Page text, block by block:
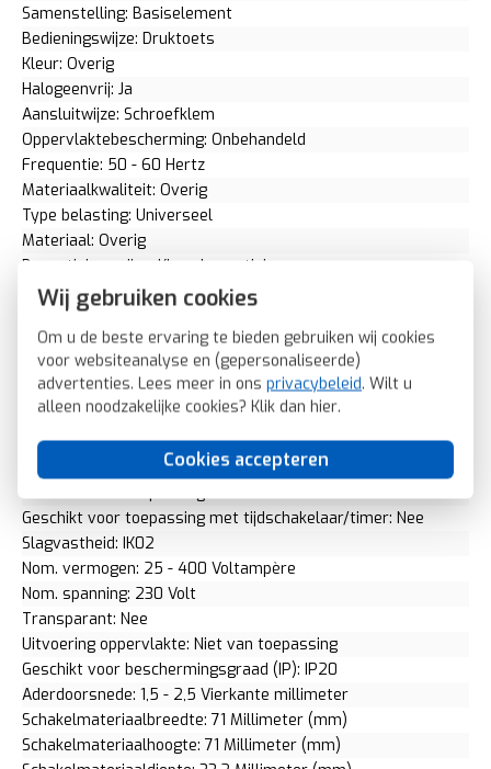
Wij gebruiken cookies
Om u de beste ervaring te bieden gebruiken wij cookies
voor websiteanalyse en (gepersonaliseerde)
advertenties. Lees meer in ons privacybeleid. Wilt u
alleen noodzakelijke cookies? Klik dan hier.
Cookies accepteren
Samenstelling: Basiselement
Bedieningswijze: Druktoets
Kleur: Overig
Halogeenvrij: Ja
Aansluitwijze: Schroefklem
Oppervlaktebescherming: Onbehandeld
Frequentie: 50 - 60 Hertz
Materiaalkwaliteit: Overig
Type belasting: Universeel
Materiaal: Overig
Bevestigingswijze: Klauwbevestiging
Lichtwaardegeheugen: Nee
Ingang voor nevenunit: Ja
RAL-nummer (vergelijkbaar): 0
Seriedimmer: Nee
Geschikt voor toepassing met bewegingsmelder: Ja
Geschikt voor toepassing met RF-drukker: Ja
Geschikt voor toepassing met IR-drukker: Nee
Geschikt voor toepassing met aanwezigheidsmelder: Nee
Geschikt voor toepassing met drukker: Ja
Geschikt voor toepassing met tijdschakelaar/timer: Nee
Slagvastheid: IK02
Nom. vermogen: 25 - 400 Voltampère
Nom. spanning: 230 Volt
Transparant: Nee
Uitvoering oppervlakte: Niet van toepassing
Geschikt voor beschermingsgraad (IP): IP20
Aderdoorsnede: 1,5 - 2,5 Vierkante millimeter
Schakelmateriaalbreedte: 71 Millimeter (mm)
Schakelmateriaalhoogte: 71 Millimeter (mm)